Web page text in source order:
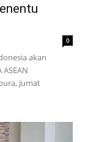
0
akan
Jumat